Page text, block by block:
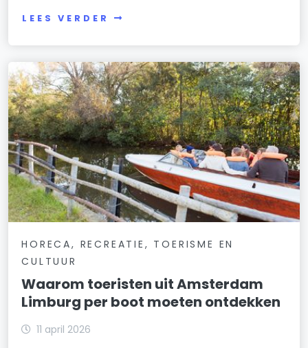
LEES VERDER
HORECA, RECREATIE, TOERISME EN
CULTUUR
Waarom toeristen uit Amsterdam
Limburg per boot moeten ontdekken
11 april 2026